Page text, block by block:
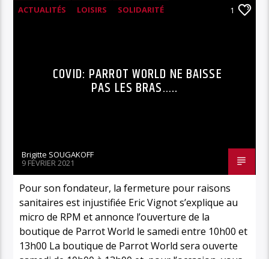
ACTUALITÉS LOISIRS SOLIDARITÉ 1
COVID: PARROT WORLD NE BAISSE
PAS LES BRAS…..
Brigitte SOUGAKOFF
9 FÉVRIER 2021
Pour son fondateur, la fermeture pour raisons
sanitaires est injustifiée Eric Vignot s’explique au
micro de RPM et annonce l’ouverture de la
boutique de Parrot World le samedi entre 10h00 et
13h00 La boutique de Parrot World sera ouverte